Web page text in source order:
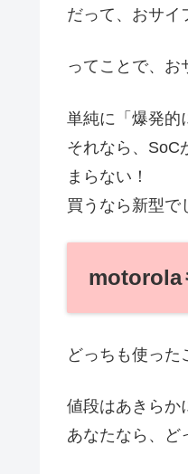
だって、おサイ
ってことで、お
単純に「爆発的
それなら、SoC
まらない！
買うなら新型で
motorola
どっちも使った
値段はあきらか
あなたなら、ど